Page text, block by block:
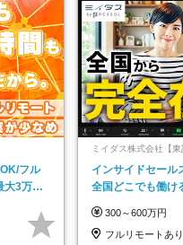
フル
大3万の
ミイダス株式会社【
インサイドセール
全国どこでも働け
300～600万円
フルリモートあり